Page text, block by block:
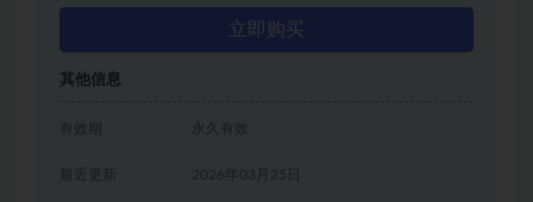
立即购买
其他信息
有效期 永久有效
2026年03月25日